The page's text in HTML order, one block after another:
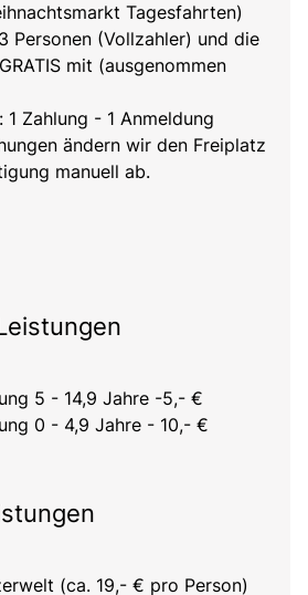
Tagesfahrten)
Personen (Vollzahler) und die
mit (ausgenommen
1 Zahlung - 1 Anmeldung
ändern wir den Freiplatz
manuell ab.
5 - 14,9 Jahre -5,- €
0 - 4,9 Jahre - 10,- €
(ca. 19,- € pro Person)